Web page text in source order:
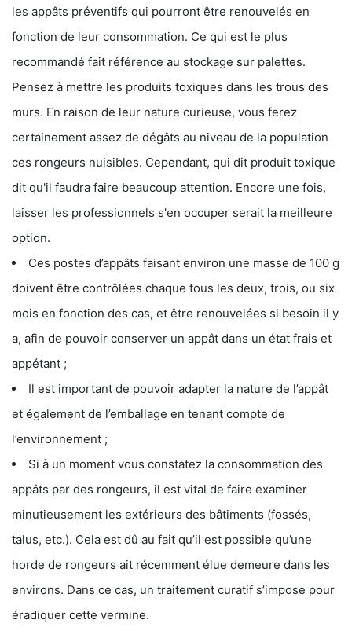
les appâts préventifs qui pourront être renouvelés en
fonction de leur consommation. Ce qui est le plus
recommandé fait référence au stockage sur palettes.
Pensez à mettre les produits toxiques dans les trous des
murs. En raison de leur nature curieuse, vous ferez
certainement assez de dégâts au niveau de la population
ces rongeurs nuisibles. Cependant, qui dit produit toxique
dit qu'il faudra faire beaucoup attention. Encore une fois,
laisser les professionnels s'en occuper serait la meilleure
option.
Ces postes d’appâts faisant environ une masse de 100 g
doivent être contrôlées chaque tous les deux, trois, ou six
mois en fonction des cas, et être renouvelées si besoin il y
a, afin de pouvoir conserver un appât dans un état frais et
appétant ;
Il est important de pouvoir adapter la nature de l’appât
et également de l’emballage en tenant compte de
l’environnement ;
Si à un moment vous constatez la consommation des
appâts par des rongeurs, il est vital de faire examiner
minutieusement les extérieurs des bâtiments (fossés,
talus, etc.). Cela est dû au fait qu’il est possible qu’une
horde de rongeurs ait récemment élue demeure dans les
environs. Dans ce cas, un traitement curatif s’impose pour
éradiquer cette vermine.